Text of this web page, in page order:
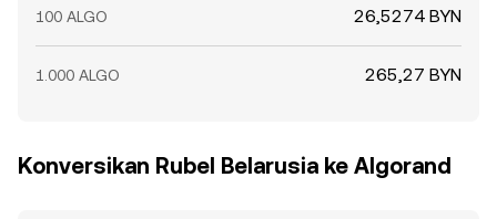
100 ALGO 26,5274 BYN
1.000 ALGO 265,27 BYN
Konversikan Rubel Belarusia ke Algorand